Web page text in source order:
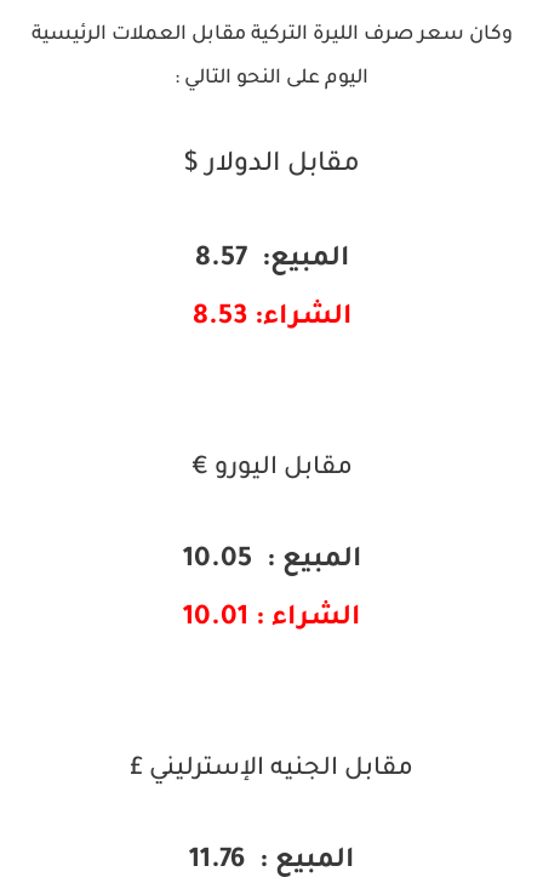
وكان سعر صرف الليرة التركية مقابل العملات الرئيسية
اليوم على النحو التالي :
مقابل الدولار $
المبيع: 8.57
الشراء: 8.53
مقابل اليورو €
المبيع : 10.05
الشراء : 10.01
مقابل الجنيه الإسترليني £
المبيع : 11.76